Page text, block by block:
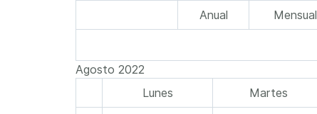
Anual Mensual
Agosto 2022
Lunes
Martes